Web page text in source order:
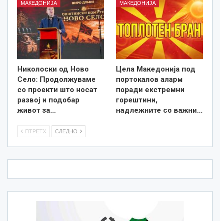
МАКЕДОНИЈА
Николоски од Ново
Село: Продолжуваме
со проекти што носат
развој и подобар
живот за…
МАКЕДОНИЈА
Цела Македонија под
портокалов аларм
поради екстремни
горештини,
надлежните со важни…
ПТРЕТХ СЛЕДНО